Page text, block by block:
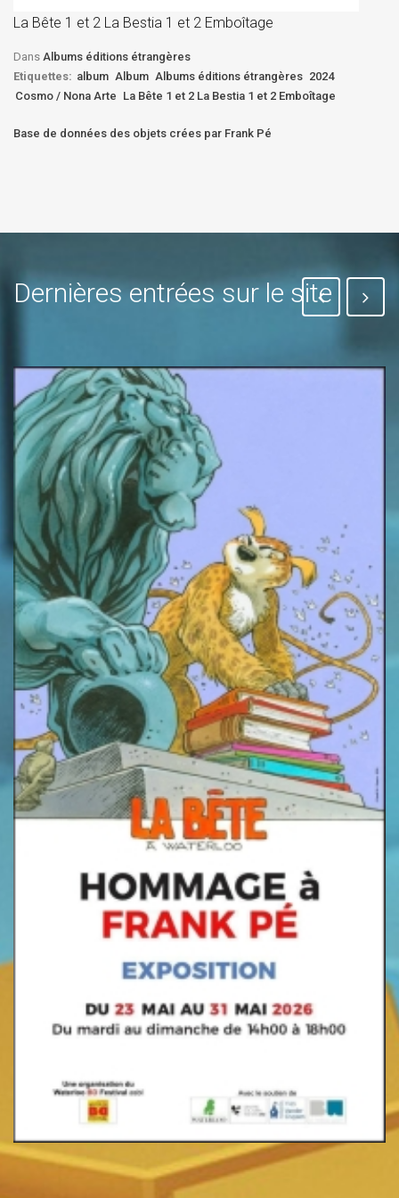
La Bête 1 et 2 La Bestia 1 et 2 Emboîtage
Dans Albums éditions étrangères
Etiquettes: album Album Albums éditions étrangères 2024
Cosmo / Nona Arte La Bête 1 et 2 La Bestia 1 et 2 Emboîtage
Base de données des objets crées par Frank Pé
Dernières entrées sur le site